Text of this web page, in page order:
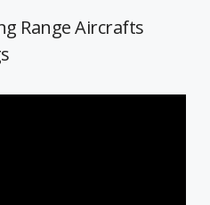
Range Aircrafts